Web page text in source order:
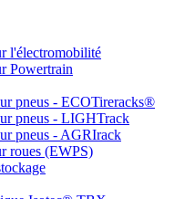
l'électromobilité
Powertrain
pneus - ECOTireracks®
pneus - LIGHTrack
pneus - AGRIrack
roues (EWPS)